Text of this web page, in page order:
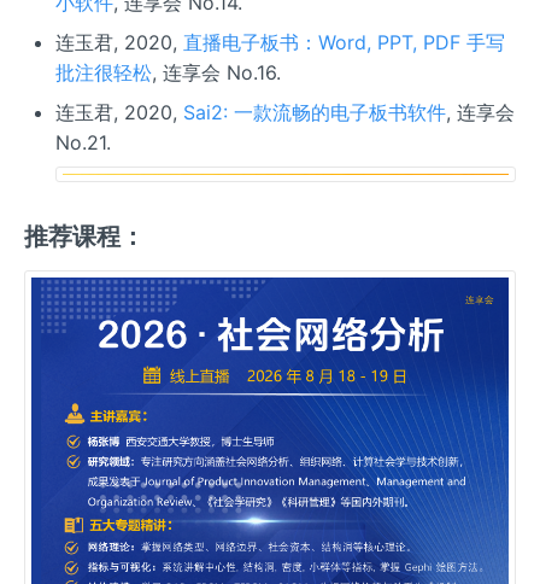
连玉君, 2020, 直播电子板书：Word, PPT, PDF 手写
批注很轻松, 连享会 No.16.
连玉君, 2020, Sai2: 一款流畅的电子板书软件, 连享会
No.21.
推荐课程：